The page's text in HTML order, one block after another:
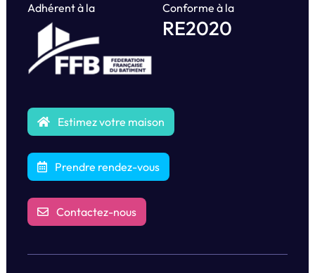
Adhérent à la Conforme à la
RE2020
Estimez votre maison
Prendre rendez-vous
Contactez-nous